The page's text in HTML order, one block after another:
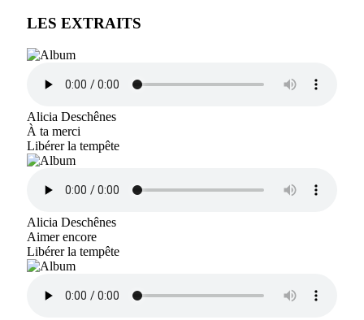
LES EXTRAITS
Alicia Deschênes
À ta merci
Libérer la tempête
Alicia Deschênes
Aimer encore
Libérer la tempête